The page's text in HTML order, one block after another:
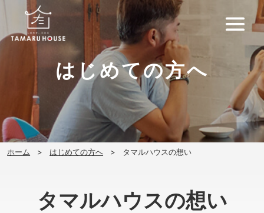
はじめての方へ
ホーム はじめての方へ タマルハウスの想い
タマルハウスの想い